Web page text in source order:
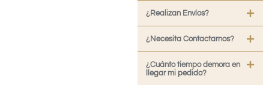
¿Realizan Envíos?
¿Necesita Contactarnos?
¿Cuánto tiempo demora en
llegar mi pedido?